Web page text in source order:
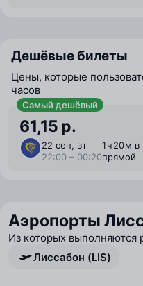
Дешёвые билеты
Цены, которые
часов
Самый дешёвый
61,15 р.
22 сен, вт
22:00 – 00:20
1 ⁠ч 20 ⁠м в
прямой
Аэропорты
Из которых выполняются
Лиссабон (LIS)